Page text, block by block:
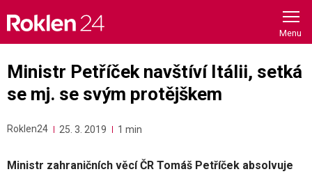
content
Ministr Petříček navštíví Itálii, setká
se mj. se svým protějškem
Roklen24 25. 3. 2019 1 min
Ministr zahraničních věcí ČR Tomáš Petříček absolvuje